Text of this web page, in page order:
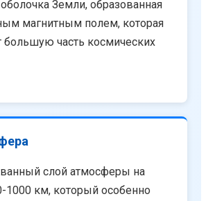
Земли, образованная
магнитным полем, которая
большую часть космических
слой атмосферы на
1000 км, который особенно